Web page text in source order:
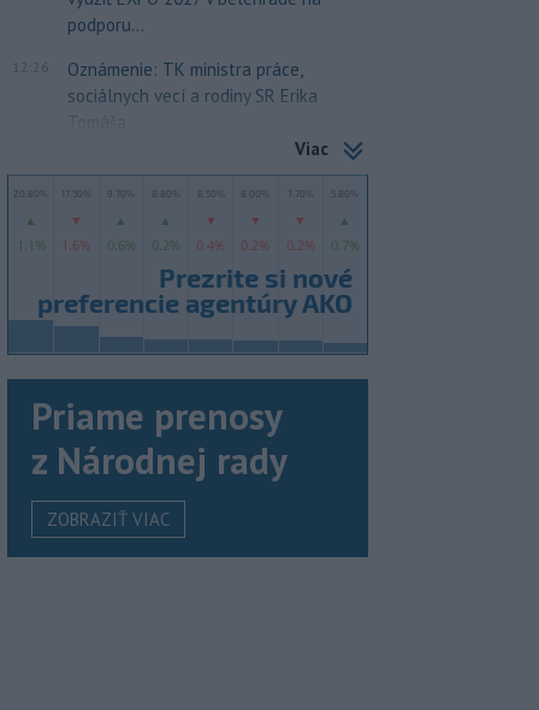
podporu...
12:26
Oznámenie: TK ministra práce,
sociálnych vecí a rodiny SR Erika
Tomáša
Viac
Priame prenosy
z Národnej rady
ZOBRAZIŤ VIAC